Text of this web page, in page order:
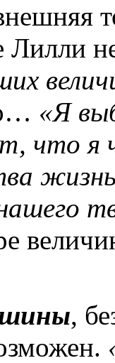
Лилли
«Я
что я
,